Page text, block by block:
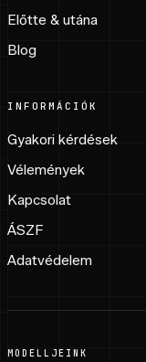
Előtte & utána
Blog
INFORMÁCIÓK
Gyakori kérdések
Vélemények
Kapcsolat
ÁSZF
Adatvédelem
MODELLJEINK